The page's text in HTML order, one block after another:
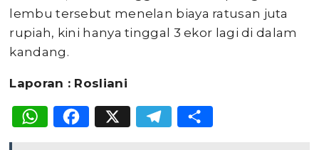
lembu tersebut menelan biaya ratusan juta
rupiah, kini hanya tinggal 3 ekor lagi di dalam
kandang.
Laporan : Rosliani
WhatsApp
Facebook
X Telegram